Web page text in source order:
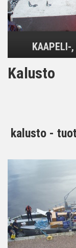
KAAPELI-
Kalusto
kalusto -